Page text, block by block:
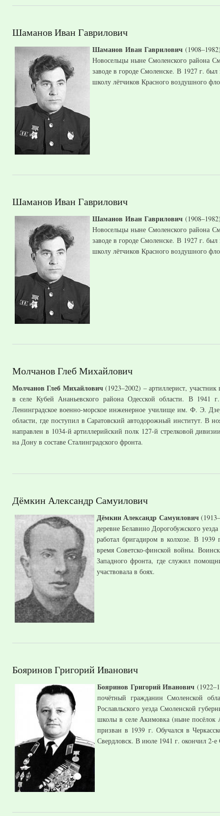
Шаманов Иван Гаврилович
Шаманов Иван Гаврилович
Новосельцы ныне Смоленского района
заводе в городе Смоленске. В 1927 г.
школу лётчиков Красного воздушного
Шаманов Иван Гаврилович
Шаманов Иван Гаврилович
Новосельцы ныне Смоленского района
заводе в городе Смоленске. В 1927 г.
школу лётчиков Красного воздушного
Молчанов Глеб Михайлович
Молчанов Глеб Михайлович(1923–2002) – артиллерист,
в селе Кубей Ананьевского района Одесской области. В
Ленинградское военно-морское инженерное училище им. Ф. Э.
области, где поступил в Саратовский автодорожный институт.
направлен в 1034-й артиллерийский полк 127-й стрелковой
на Дону в составе Сталинградского фронта.
Дёмкин Александр Самуилович
Дёмкин Александр Самуилович
деревне Белавино Дорогобужского
работал бригадиром в колхозе. В
время Советско-финской войны.
Западного фронта, где служил
участвовала в боях.
Бояринов Григорий Иванович
Бояринов Григорий Иванович
почётный гражданин Смоленской
Рославльского уезда Смоленской
школы в селе Акимовка (ныне
призван в 1939 г. Обучался в
Свердловск. В июле 1941 г. окончил 2-